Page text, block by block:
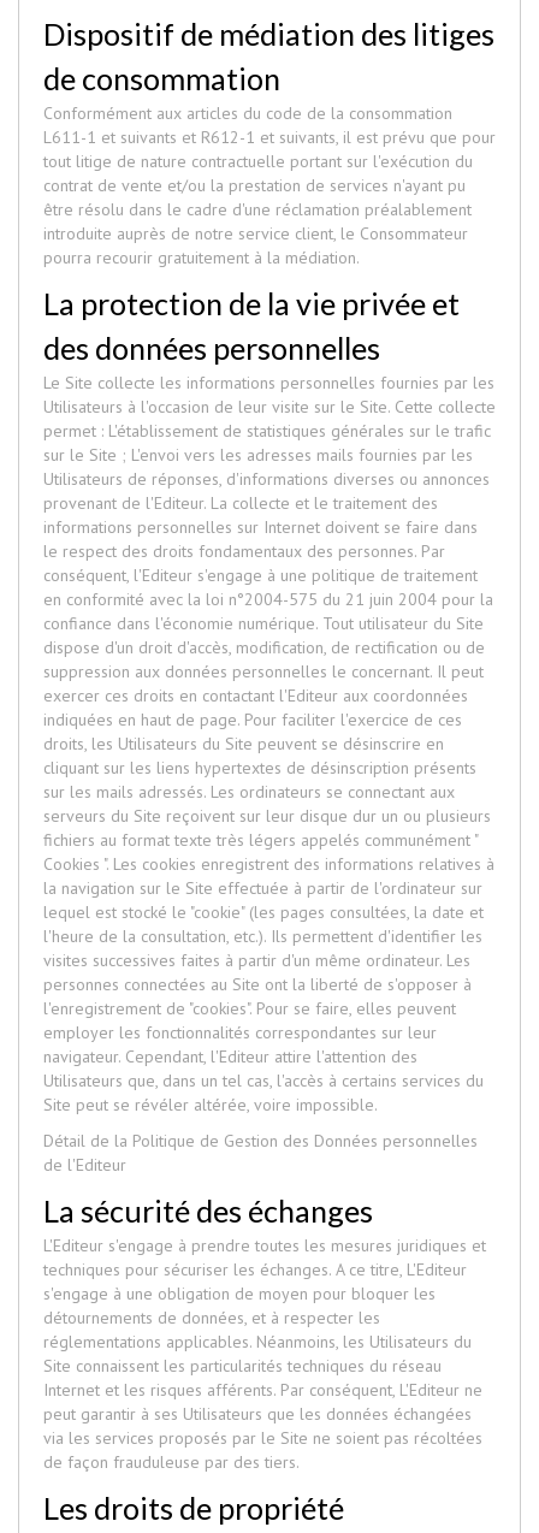
Dispositif de médiation des litiges
de consommation
Conformément aux articles du code de la consommation
L611-1 et suivants et R612-1 et suivants, il est prévu que pour
tout litige de nature contractuelle portant sur l'exécution du
contrat de vente et/ou la prestation de services n'ayant pu
être résolu dans le cadre d'une réclamation préalablement
introduite auprès de notre service client, le Consommateur
pourra recourir gratuitement à la médiation.
La protection de la vie privée et
des données personnelles
Le Site collecte les informations personnelles fournies par les
Utilisateurs à l'occasion de leur visite sur le Site. Cette collecte
permet : L'établissement de statistiques générales sur le trafic
sur le Site ; L'envoi vers les adresses mails fournies par les
Utilisateurs de réponses, d'informations diverses ou annonces
provenant de l'Editeur. La collecte et le traitement des
informations personnelles sur Internet doivent se faire dans
le respect des droits fondamentaux des personnes. Par
conséquent, l'Editeur s'engage à une politique de traitement
en conformité avec la loi n°2004-575 du 21 juin 2004 pour la
confiance dans l'économie numérique. Tout utilisateur du Site
dispose d'un droit d'accès, modification, de rectification ou de
suppression aux données personnelles le concernant. Il peut
exercer ces droits en contactant l'Editeur aux coordonnées
indiquées en haut de page. Pour faciliter l'exercice de ces
droits, les Utilisateurs du Site peuvent se désinscrire en
cliquant sur les liens hypertextes de désinscription présents
sur les mails adressés. Les ordinateurs se connectant aux
serveurs du Site reçoivent sur leur disque dur un ou plusieurs
fichiers au format texte très légers appelés communément "
Cookies ". Les cookies enregistrent des informations relatives à
la navigation sur le Site effectuée à partir de l'ordinateur sur
lequel est stocké le "cookie" (les pages consultées, la date et
l'heure de la consultation, etc.). Ils permettent d'identifier les
visites successives faites à partir d'un même ordinateur. Les
personnes connectées au Site ont la liberté de s'opposer à
l'enregistrement de "cookies". Pour se faire, elles peuvent
employer les fonctionnalités correspondantes sur leur
navigateur. Cependant, l'Editeur attire l'attention des
Utilisateurs que, dans un tel cas, l'accès à certains services du
Site peut se révéler altérée, voire impossible.
Détail de la Politique de Gestion des Données personnelles
de l'Editeur
La sécurité des échanges
L'Editeur s'engage à prendre toutes les mesures juridiques et
techniques pour sécuriser les échanges. A ce titre, L'Editeur
s'engage à une obligation de moyen pour bloquer les
détournements de données, et à respecter les
réglementations applicables. Néanmoins, les Utilisateurs du
Site connaissent les particularités techniques du réseau
Internet et les risques afférents. Par conséquent, L'Editeur ne
peut garantir à ses Utilisateurs que les données échangées
via les services proposés par le Site ne soient pas récoltées
de façon frauduleuse par des tiers.
Les droits de propriété